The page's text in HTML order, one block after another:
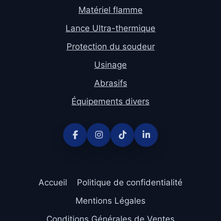
Matériel flamme
Lance Ultra-thermique
Protection du soudeur
Usinage
Abrasifs
Équipements divers
Accueil
Politique de confidentialité
Mentions Légales